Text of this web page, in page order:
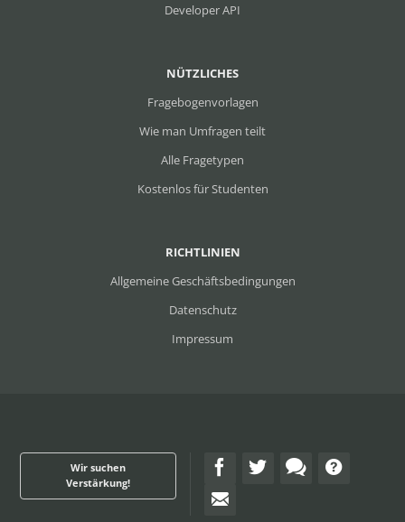
RICHTLINIEN
Allgemeine Geschäftsbedingungen
Datenschutz
Impressum
NÜTZLICHES
Fragebogenvorlagen
Wie man Umfragen teilt
Alle Fragetypen
Kostenlos für Studenten
Developer API
Wir suchen
Verstärkung!